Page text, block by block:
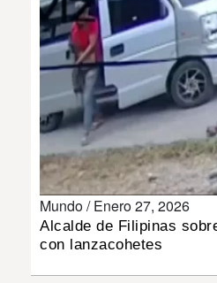
MULTIMEDIA
IMPRESO
Mundo /Enero 27, 2026
Alcalde de Filipinas
con lanzacohetes